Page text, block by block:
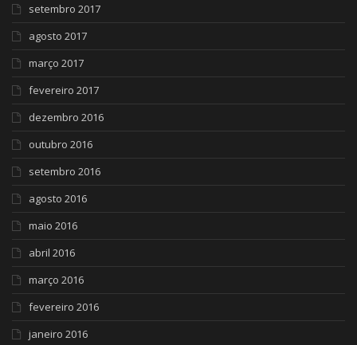
setembro 2017
agosto 2017
março 2017
fevereiro 2017
dezembro 2016
outubro 2016
setembro 2016
agosto 2016
maio 2016
abril 2016
março 2016
fevereiro 2016
janeiro 2016